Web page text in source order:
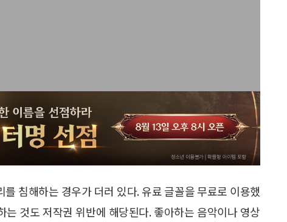
침해하는 경우가 더러 있다. 유료 글꼴을 무료로 이용했
것도 저작권 위반에 해당된다. 좋아하는 음악이나 영상